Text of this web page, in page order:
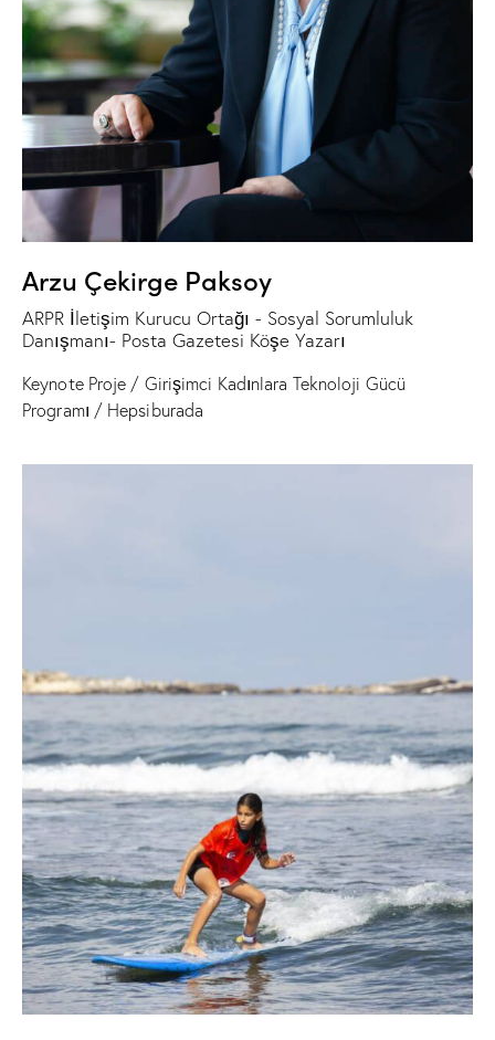
Arzu Çekirge Paksoy
ARPR İletişim Kurucu Ortağı - Sosyal Sorumluluk
Danışmanı- Posta Gazetesi Köşe Yazarı
Keynote Proje / Girişimci Kadınlara Teknoloji Gücü
Programı / Hepsiburada